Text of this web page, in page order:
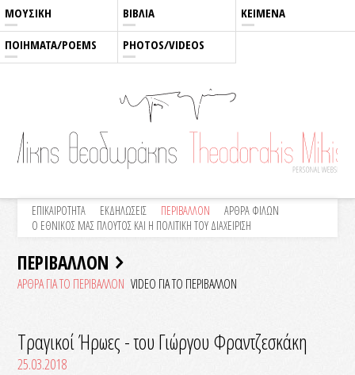
ΜΟΥΣΙΚΗ ΒΙΒΛΙΑ ΚΕΙΜΕΝΑ
ΠΟΙΗΜΑΤΑ/POEMS PHOTOS/VIDEOS
ΕΠΙΚΑΙΡΟΤΗΤΑ ΕΚΔΗΛΩΣΕΙΣ ΠΕΡΙΒΑΛΛΟΝ
ΑΡΘΡΑ ΦΙΛΩΝ
Ο ΕΘΝΙΚΟΣ ΜΑΣ ΠΛΟΥΤΟΣ ΚΑΙ Η ΠΟΛΙΤΙΚΗ ΤΟΥ ΔΙΑΧΕΙΡΙΣΗ
ΠΕΡΙΒΑΛΛΟΝ
ΑΡΘΡΑ ΓΙΑ ΤΟ ΠΕΡΙΒΑΛΛΟΝ VIDEO ΓΙΑ ΤΟ ΠΕΡΙΒΑΛΛΟN
Τραγικοί Ήρωες - του Γιώργου Φραντζεσκάκη
25.03.2018